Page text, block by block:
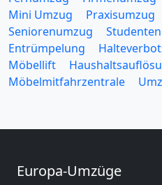
Mini Umzug
Praxisumzug
Seniorenumzug
Entrümpelung
Möbellift
Möbelmitfahrzentrale
Europa-Umzüge